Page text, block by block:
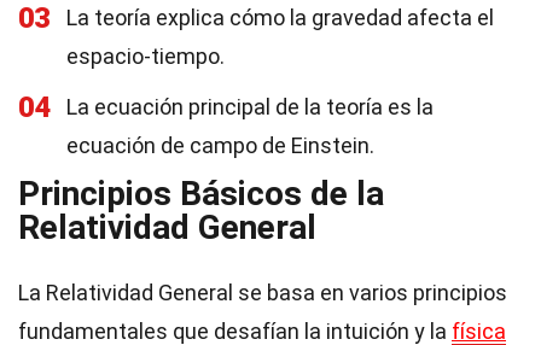
03
La teoría explica cómo la gravedad afecta el
espacio-tiempo.
04
La ecuación principal de la teoría es la
ecuación de campo de Einstein.
Principios Básicos de la
Relatividad General
La Relatividad General se basa en varios principios
fundamentales que desafían la intuición y la física